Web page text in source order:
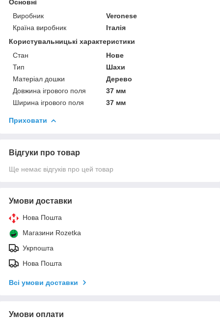
Основні
Виробник
Veronese
Країна виробник
Італія
Користувальницькі характеристики
Стан
Нове
Тип
Шахи
Матеріал дошки
Дерево
Довжина ігрового поля
37 мм
Ширина ігрового поля
37 мм
Приховати
Відгуки про товар
Ще немає відгуків про цей товар
Умови доставки
Нова Пошта
Магазини Rozetka
Укрпошта
Нова Пошта
Всі умови доставки
Умови оплати